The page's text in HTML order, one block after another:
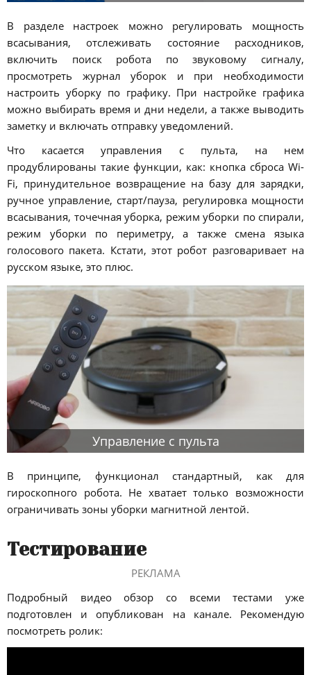
В разделе настроек можно регулировать мощность
всасывания, отслеживать состояние расходников,
включить поиск робота по звуковому сигналу,
просмотреть журнал уборок и при необходимости
настроить уборку по графику. При настройке графика
можно выбирать время и дни недели, а также выводить
заметку и включать отправку уведомлений.
Что касается управления с пульта, на нем
продублированы такие функции, как: кнопка сброса Wi-
Fi, принудительное возвращение на базу для зарядки,
ручное управление, старт/пауза, регулировка мощности
всасывания, точечная уборка, режим уборки по спирали,
режим уборки по периметру, а также смена языка
голосового пакета. Кстати, этот робот разговаривает на
русском языке, это плюс.
Управление с пульта
В принципе, функционал стандартный, как для
гироскопного робота. Не хватает только возможности
ограничивать зоны уборки магнитной лентой.
Тестирование
РЕКЛАМА
Подробный видео обзор со всеми тестами уже
подготовлен и опубликован на канале. Рекомендую
посмотреть ролик: